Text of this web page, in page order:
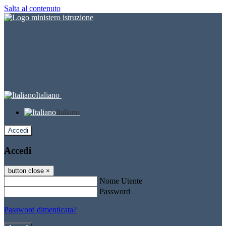
Salta al contenuto
Italiano
Italiano
Accedi
Accedi
button close ×
Nome Utente
Password
Password dimenticata?